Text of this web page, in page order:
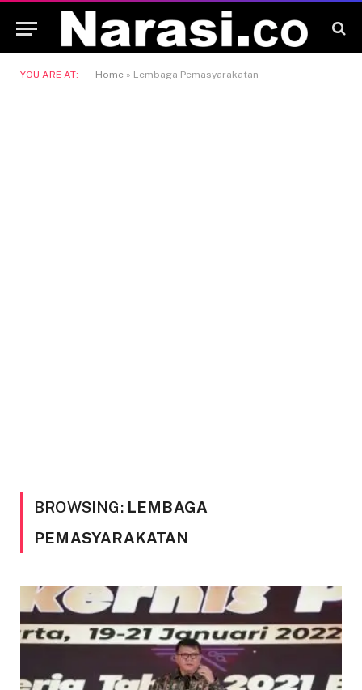
YOU ARE AT: Home » Lembaga Pemasyarakatan
BROWSING: LEMBAGA
PEMASYARAKATAN